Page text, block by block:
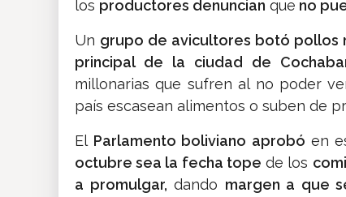
los productores denuncian que no
Un grupo de avicultores botó pollos
principal de la ciudad de
millonarias que sufren al no poder
país escasean alimentos o suben de
El Parlamento boliviano aprobó en
octubre sea la fecha tope de los
a promulgar, dando margen a que